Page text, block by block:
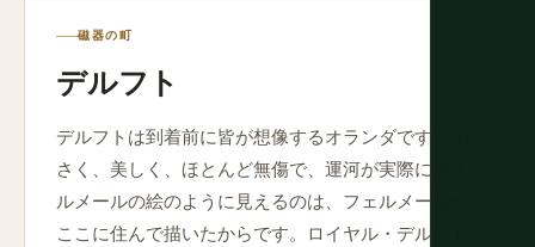
磁器の町
デルフト
デルフトは到着前に皆が想像するオランダです。小
さく、美しく、ほとんど無傷で、運河が実際にフェ
ルメールの絵のように見えるのは、フェルメールが
ここに住んで描いたからです。ロイヤル・デルフト